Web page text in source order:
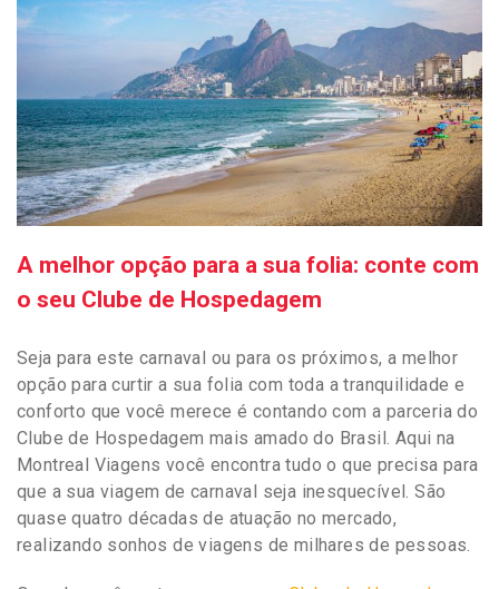
A melhor opção para a sua folia: conte com
o seu Clube de Hospedagem
Seja para este carnaval ou para os próximos, a melhor
opção para curtir a sua folia com toda a tranquilidade e
conforto que você merece é contando com a parceria do
Clube de Hospedagem mais amado do Brasil. Aqui na
Montreal Viagens você encontra tudo o que precisa para
que a sua viagem de carnaval seja inesquecível. São
quase quatro décadas de atuação no mercado,
realizando sonhos de viagens de milhares de pessoas.